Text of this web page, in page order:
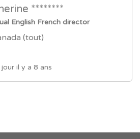
********
English French director
(tout)
il y a 8 ans